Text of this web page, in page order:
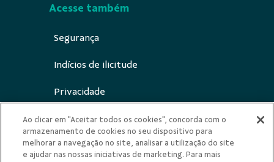
Acesse também
Segurança
Indícios de ilicitude
Privacidade
Canal de notificação ECA Digital
Ao clicar em "Aceitar todos os cookies", concorda com o
armazenamento de cookies no seu dispositivo para
melhorar a navegação no site, analisar a utilização do site
e ajudar nas nossas iniciativas de marketing. Para mais